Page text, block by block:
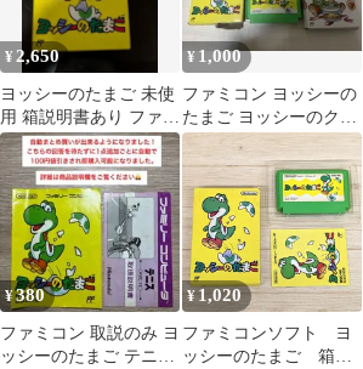
¥ 2,650
ヨッシーのたまご 未使
用 箱説明書あり ファミ
コンソフト
¥ 1,000
ファミコン ヨッシーの
たまご ヨッシーのクッ
キー 2本セット
¥380
ファミコン 取説のみ ヨ
ッシーのたまご テニス
¥ 1,020
ファミコンソフト ヨ
ッシーのたまご 箱